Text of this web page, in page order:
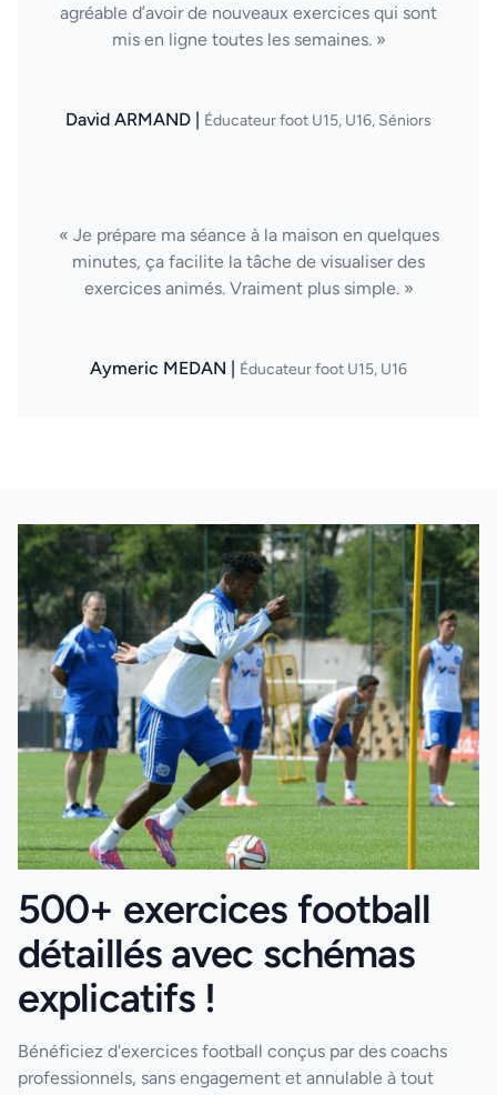
agréable d’avoir de nouveaux exercices qui sont
mis en ligne toutes les semaines. »
David ARMAND | Éducateur foot U15, U16, Séniors
« Je prépare ma séance à la maison en quelques
minutes, ça facilite la tâche de visualiser des
exercices animés. Vraiment plus simple. »
Aymeric MEDAN | Éducateur foot U15, U16
500+ exercices football
détaillés avec schémas
explicatifs !
Bénéficiez d'exercices football conçus par des coachs
professionnels, sans engagement et annulable à tout